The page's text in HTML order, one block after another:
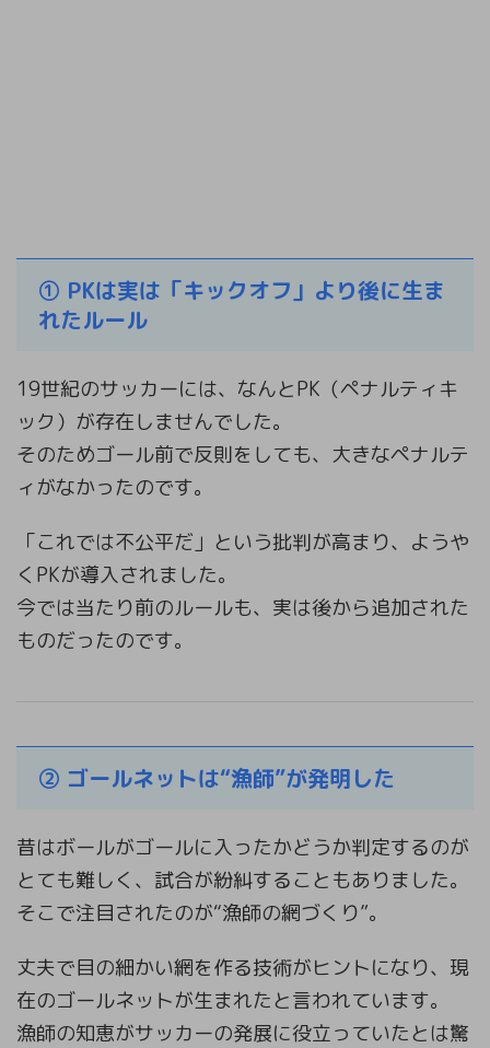
① PKは実は「キックオフ」より後に生ま
れたルール
19世紀のサッカーには、なんとPK（ペナルティキ
ック）が存在しませんでした。
そのためゴール前で反則をしても、大きなペナルテ
ィがなかったのです。
「これでは不公平だ」という批判が高まり、ようや
くPKが導入されました。
今では当たり前のルールも、実は後から追加された
ものだったのです。
② ゴールネットは“漁師”が発明した
昔はボールがゴールに入ったかどうか判定するのが
とても難しく、試合が紛糾することもありました。
そこで注目されたのが“漁師の網づくり”。
丈夫で目の細かい網を作る技術がヒントになり、現
在のゴールネットが生まれたと言われています。
漁師の知恵がサッカーの発展に役立っていたとは驚